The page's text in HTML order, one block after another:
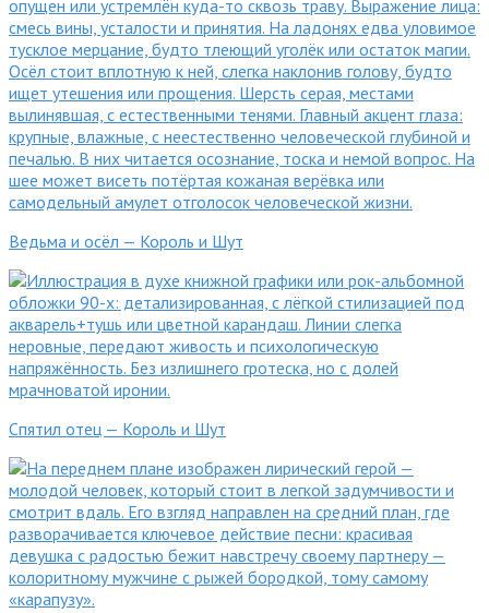
Ведьма и осёл — Король и Шут
Спятил отец — Король и Шут